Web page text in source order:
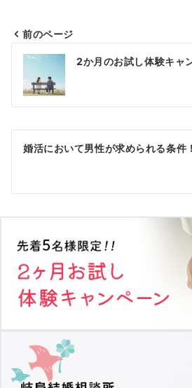
投
稿
ナ
ビ
ゲ
シ
ョ
ン
前のページ
2か月のお試し体験キャ
婚活において男性が求められる条件！